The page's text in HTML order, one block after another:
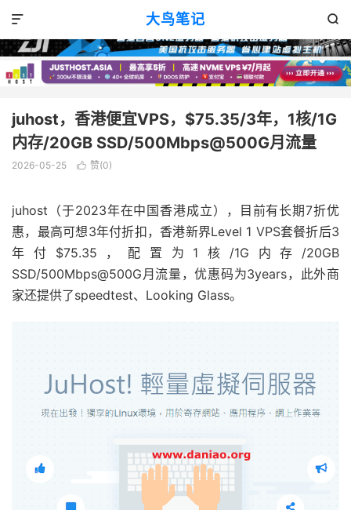
大鸟笔记 

VPS优惠
juhost，香港便宜VPS，$75.35/3年，1核/1G
内存/20GB SSD/500Mbps@500G月流量
2026-05-25  赞(0)
juhost（于2023年在中国香港成立），目前有长期7折优
惠，最高可想3年付折扣，香港新界Level 1 VPS套餐折后3
年付$75.35，配置为1核/1G内存/20GB
SSD/500Mbps@500G月流量，优惠码为3years，此外商
家还提供了speedtest、Looking Glass。